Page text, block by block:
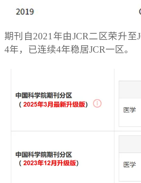
期刊自2021年由JCR二区荣升至
4年，已连续4年稳居JCR一区。